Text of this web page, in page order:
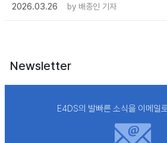
2026.03.26
by 배종인 기자
Newsletter
E4DS의 발빠른 소식을 이메일